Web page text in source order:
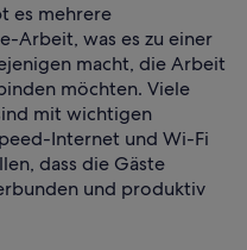
es mehrere
Arbeit, was es zu einer
macht, die Arbeit
möchten. Viele
mit wichtigen
Internet und Wi-Fi
dass die Gäste
und produktiv